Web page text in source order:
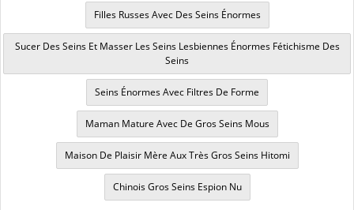
Filles Russes Avec Des Seins Énormes
Sucer Des Seins Et Masser Les Seins Lesbiennes Énormes Fétichisme Des
Seins
Seins Énormes Avec Filtres De Forme
Maman Mature Avec De Gros Seins Mous
Maison De Plaisir Mère Aux Très Gros Seins Hitomi
Chinois Gros Seins Espion Nu